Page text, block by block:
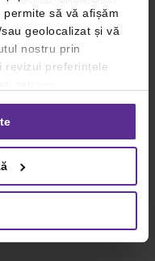
să vă afișăm
geolocalizat și vă
nostru prin
revizui preferințele
pe linkul către
Detalii